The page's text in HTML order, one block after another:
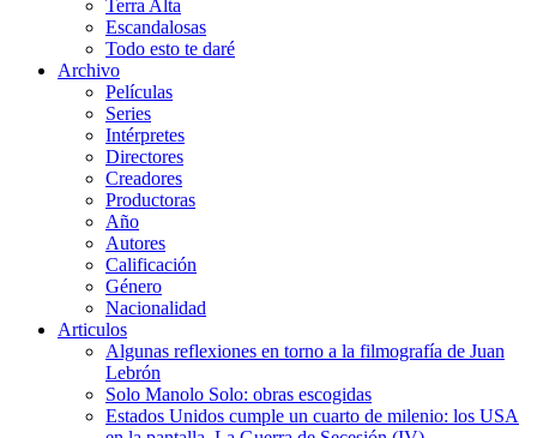
Terra Alta
Escandalosas
Todo esto te daré
Archivo
Películas
Series
Intérpretes
Directores
Creadores
Productoras
Año
Autores
Calificación
Género
Nacionalidad
Articulos
Algunas reflexiones en torno a la filmografía de Juan
Lebrón
Solo Manolo Solo: obras escogidas
Estados Unidos cumple un cuarto de milenio: los USA